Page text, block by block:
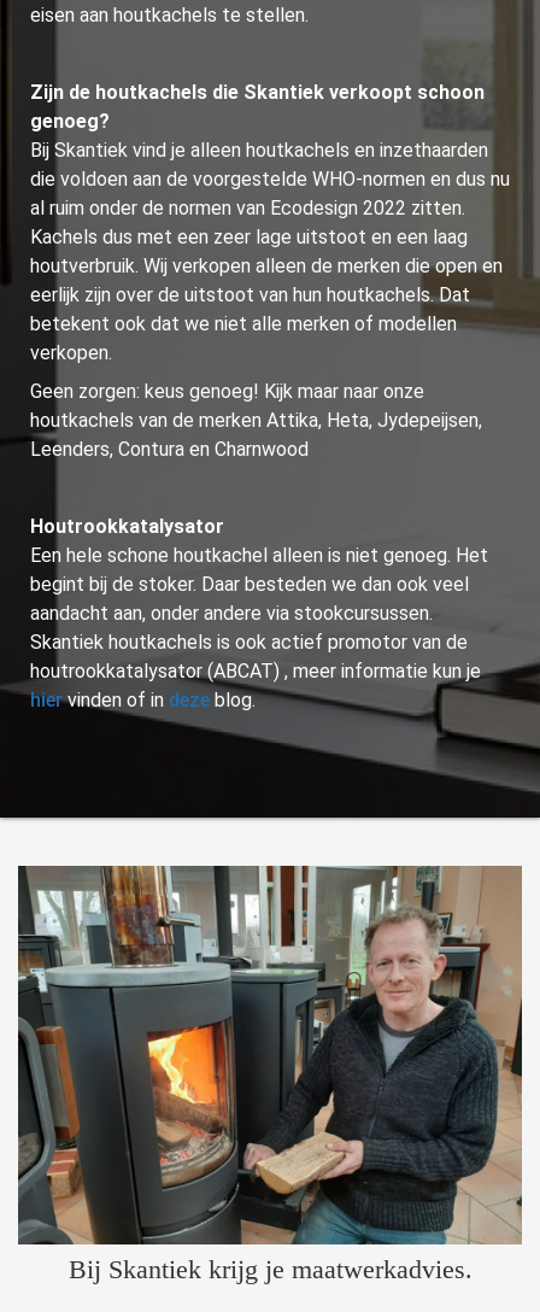
eisen aan houtkachels te stellen.
Zijn de houtkachels die Skantiek verkoopt schoon
genoeg?
Bij Skantiek vind je alleen houtkachels en inzethaarden
die voldoen aan de voorgestelde WHO-normen en dus nu
al ruim onder de normen van Ecodesign 2022 zitten.
Kachels dus met een zeer lage uitstoot en een laag
houtverbruik. Wij verkopen alleen de merken die open en
eerlijk zijn over de uitstoot van hun houtkachels. Dat
betekent ook dat we niet alle merken of modellen
verkopen.
Geen zorgen: keus genoeg! Kijk maar naar onze
houtkachels van de merken Attika, Heta, Jydepeijsen,
Leenders, Contura en Charnwood
Houtrookkatalysator
Een hele schone houtkachel alleen is niet genoeg. Het
begint bij de stoker. Daar besteden we dan ook veel
aandacht aan, onder andere via stookcursussen.
Skantiek houtkachels is ook actief promotor van de
houtrookkatalysator (ABCAT) , meer informatie kun je
hiervinden of in deze blog.
Bij Skantiek krijg je maatwerkadvies.